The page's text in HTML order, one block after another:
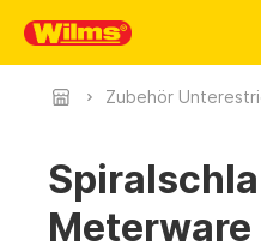
Zubehör
Meterware